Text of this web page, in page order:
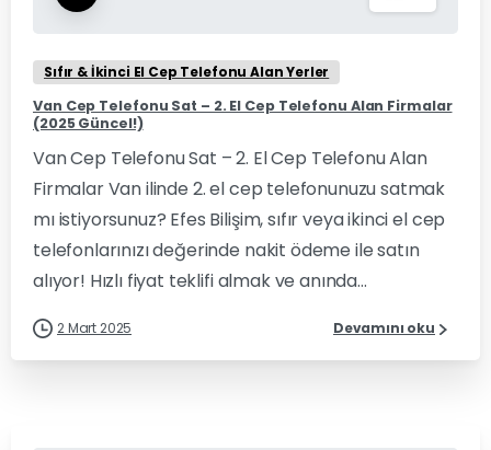
Sıfır & İkinci El Cep Telefonu Alan Yerler
Van Cep Telefonu Sat – 2. El Cep Telefonu Alan Firmalar
(2025 Güncel!)
Van Cep Telefonu Sat – 2. El Cep Telefonu Alan
Firmalar Van ilinde 2. el cep telefonunuzu satmak
mı istiyorsunuz? Efes Bilişim, sıfır veya ikinci el cep
telefonlarınızı değerinde nakit ödeme ile satın
alıyor! Hızlı fiyat teklifi almak ve anında...
2 Mart 2025 Devamını oku